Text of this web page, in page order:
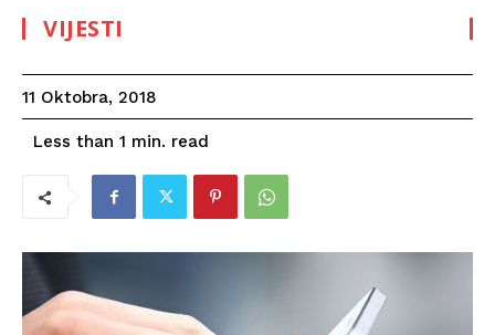
VIJESTI
11 Oktobra, 2018
Less than 1 min. read